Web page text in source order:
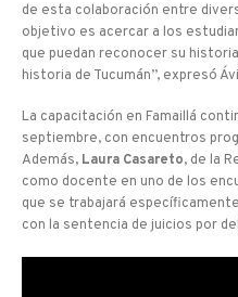
de esta colaboración entre
objetivo es acercar a los
que puedan reconocer su
historia de Tucumán”, expresó
La capacitación en Famaillá
septiembre, con encuentros
Además, Laura Casareto, de la
como docente en uno de los
que se trabajará
con la sentencia de juicios por